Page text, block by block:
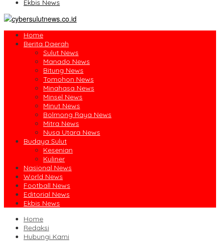
Ekbis News
Home
Berita Daerah
Sulut News
Manado News
Bitung News
Tomohon News
Minahasa News
Minsel News
Minut News
Bolmong Raya News
Mitra News
Nusa Utara News
Budaya Sulut
Kesenian
Kuliner
Nasional News
World News
Football News
Editorial News
Ekbis News
Home
Redaksi
Hubungi Kami